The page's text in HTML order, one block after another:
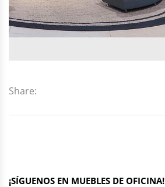
Share:
¡SÍGUENOS EN MUEBLES DE OFICINA!